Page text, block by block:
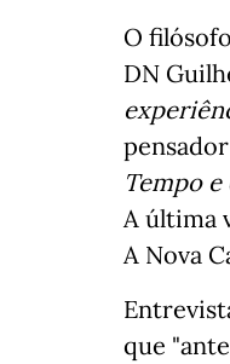
O
DN
Tempo
A última
A Nova
que